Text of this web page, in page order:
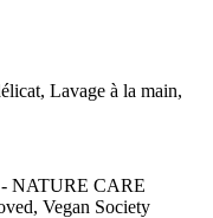
Lavage à la main,
- NATURE CARE
Vegan Society